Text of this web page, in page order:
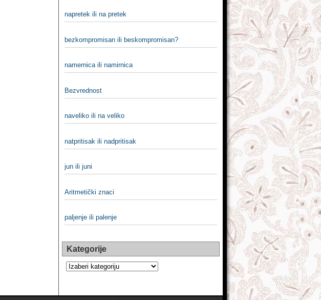
napretek ili na pretek
bezkompromisan ili beskompromisan?
namernica ili namirnica
Bezvrednost
naveliko ili na veliko
natpritisak ili nadpritisak
jun ili juni
Aritmetički znaci
paljenje ili palenje
Kategorije
Kategorije